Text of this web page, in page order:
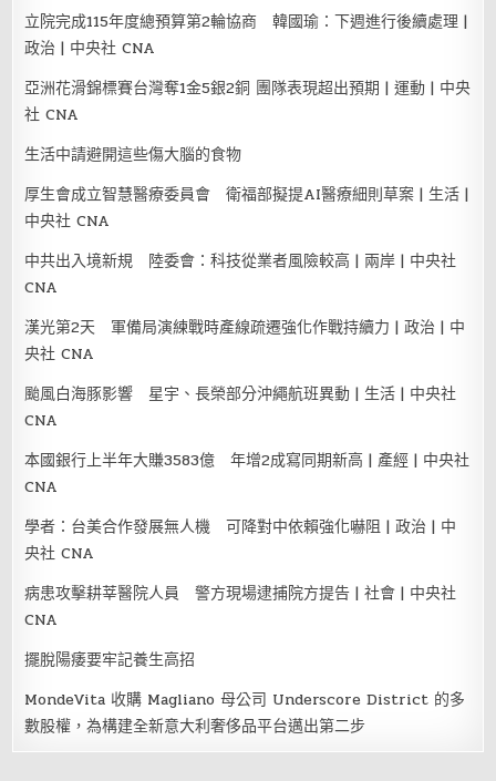
立院完成115年度總預算第2輪協商 韓國瑜：下週進行後續處理 |
政治 | 中央社 CNA
亞洲花滑錦標賽台灣奪1金5銀2銅 團隊表現超出預期 | 運動 | 中央
社 CNA
生活中請避開這些傷大腦的食物
厚生會成立智慧醫療委員會 衛福部擬提AI醫療細則草案 | 生活 |
中央社 CNA
中共出入境新規 陸委會：科技從業者風險較高 | 兩岸 | 中央社
CNA
漢光第2天 軍備局演練戰時產線疏遷強化作戰持續力 | 政治 | 中
央社 CNA
颱風白海豚影響 星宇、長榮部分沖繩航班異動 | 生活 | 中央社
CNA
本國銀行上半年大賺3583億 年增2成寫同期新高 | 產經 | 中央社
CNA
學者：台美合作發展無人機 可降對中依賴強化嚇阻 | 政治 | 中
央社 CNA
病患攻擊耕莘醫院人員 警方現場逮捕院方提告 | 社會 | 中央社
CNA
擺脫陽痿要牢記養生高招
MondeVita 收購 Magliano 母公司 Underscore District 的多
數股權，為構建全新意大利奢侈品平台邁出第二步